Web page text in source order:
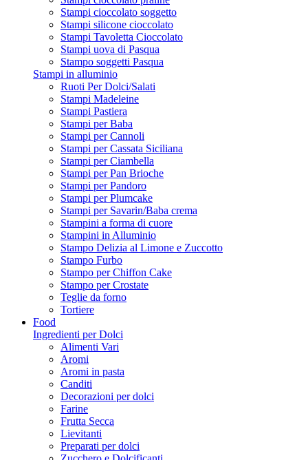
Stampi cioccolato soggetto
Stampi silicone cioccolato
Stampi Tavoletta Cioccolato
Stampi uova di Pasqua
Stampo soggetti Pasqua
Stampi in alluminio
Ruoti Per Dolci/Salati
Stampi Madeleine
Stampi Pastiera
Stampi per Baba
Stampi per Cannoli
Stampi per Cassata Siciliana
Stampi per Ciambella
Stampi per Pan Brioche
Stampi per Pandoro
Stampi per Plumcake
Stampi per Savarin/Baba crema
Stampini a forma di cuore
Stampini in Alluminio
Stampo Delizia al Limone e Zuccotto
Stampo Furbo
Stampo per Chiffon Cake
Stampo per Crostate
Teglie da forno
Tortiere
Food
Ingredienti per Dolci
Alimenti Vari
Aromi
Aromi in pasta
Canditi
Decorazioni per dolci
Farine
Frutta Secca
Lievitanti
Preparati per dolci